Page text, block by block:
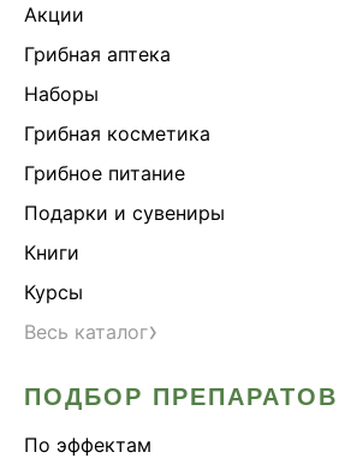
Акции
Грибная аптека
Наборы
Грибная косметика
Грибное питание
Подарки и сувениры
Книги
Курсы
Весь каталог›
ПОДБОР ПРЕПАРАТОВ
По эффектам